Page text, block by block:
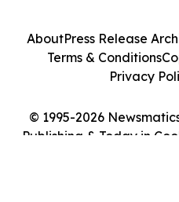
© 1995-2026
Publishing & Today in
AboutPress Release
Terms & Conditions
Privacy